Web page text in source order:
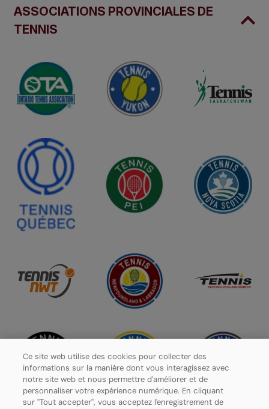
ASSOCIATIONS PROVINCIALES DE
TENNIS
Ce site web utilise des cookies pour collecter des
informations sur la manière dont vous interagissez avec
notre site web et nous permettre d'améliorer et de
personnaliser votre expérience numérique. En cliquant
sur "Tout accepter", vous acceptez l'enregistrement de